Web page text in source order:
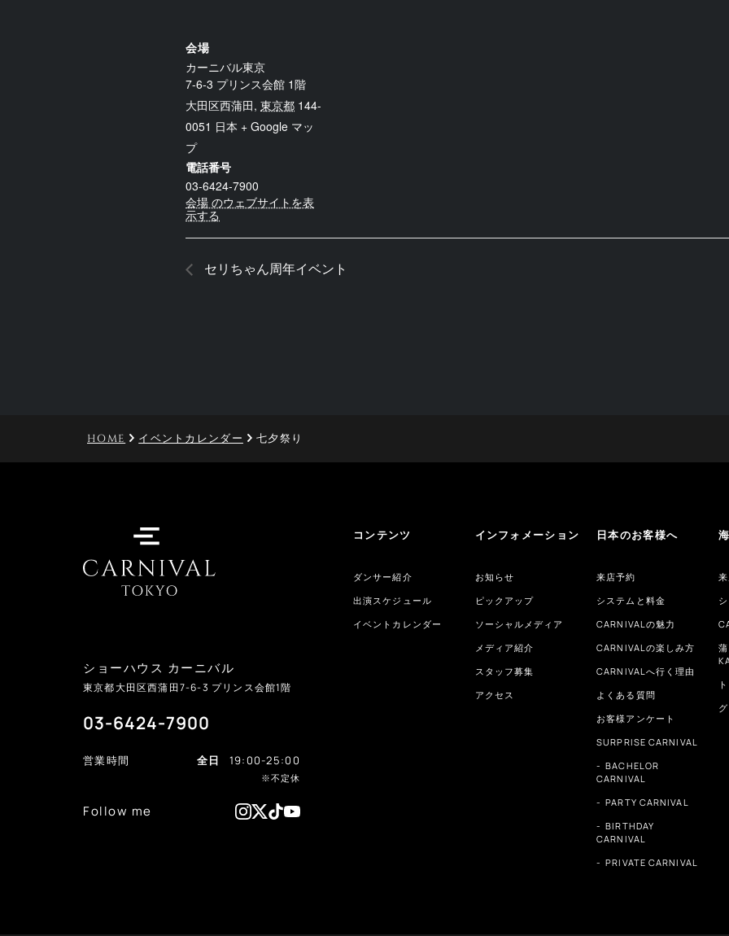
会場
カーニバル東京
7-6-3 プリンス会館 1階
大田区西蒲田, 東京都 144-
0051 日本 + Google マッ
プ
電話番号
03-6424-7900
会場 のウェブサイトを表
示する
セリちゃん周年イベント
HOME イベントカレンダー 七夕祭り
ショーハウス カーニバル
東京都大田区西蒲田7-6-3 プリンス会館1階
03-6424-7900
営業時間 全日 19:00-25:00
※不定休
Follow me
コンテンツ
ダンサー紹介
出演スケジュール
イベントカレンダー
インフォメーション
お知らせ
ピックアップ
ソーシャルメディア
メディア紹介
スタッフ募集
アクセス
日本のお客様へ
来店予約
システムと料金
CARNIVALの魅力
CARNIVALの楽しみ方
CARNIVALへ行く理由
よくある質問
お客様アンケート
SURPRISE CARNIVAL
BACHELOR
CARNIVAL
PARTY CARNIVAL
BIRTHDAY
CARNIVAL
PRIVATE CARNIVAL